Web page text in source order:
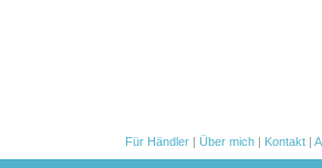
Für Händler | Über mich | Kontakt |